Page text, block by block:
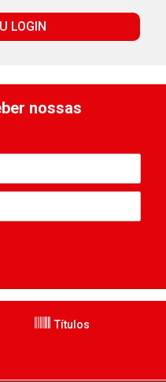
LOGIN
nossas
Títulos